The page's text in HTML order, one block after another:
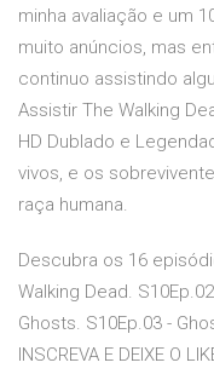
minha avaliação e um
muito anúncios, mas
continuo assistindo
Assistir The Walking
HD Dublado e
vivos, e os
raça humana.
Descubra os 16
Walking Dead.
Ghosts. S10Ep.03 -
INSCREVA E DEIXE O